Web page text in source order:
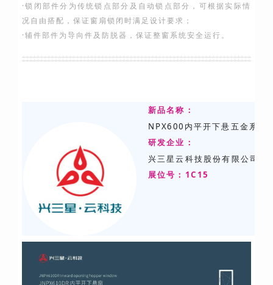
·锁闭部件分为传统锁点部分及自动锁点部分，可根据实际情
况自由搭配，保证窗扇锁闭时满足设计要求；
·辅件部件为导向件及防脱器，保证整窗系统安全运行。
新品名称：
NPX600内平开下悬五金系统
研发企业：
兴三星云科技股份有限公司
展位号：1C15